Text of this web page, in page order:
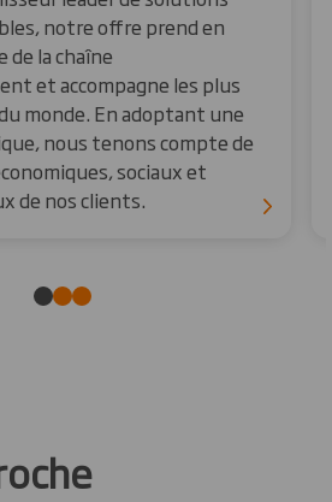
notre offre prend en
de la chaîne
et accompagne les plus
monde. En adoptant une
nous tenons compte de
sociaux et
de nos clients.